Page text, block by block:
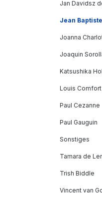
Jan Davidsz
Jean
Joanna
Joaquin
Katsushika
Louis
Paul Cezanne
Paul Gauguin
Sonstiges
Tamara de
Trish Biddle
Vincent van